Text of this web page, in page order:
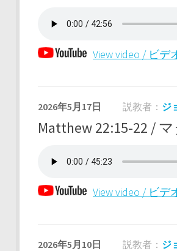
View video / ビデ
2026年5月17日 説教者： ジ
Matthew 22:15-22 /
View video / ビデ
2026年5月10日 説教者： ジ